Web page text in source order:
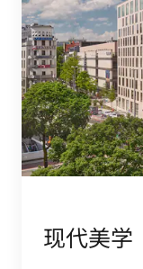
现代美学